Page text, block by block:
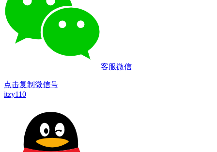
客服微信
点击复制微信号
itzy110